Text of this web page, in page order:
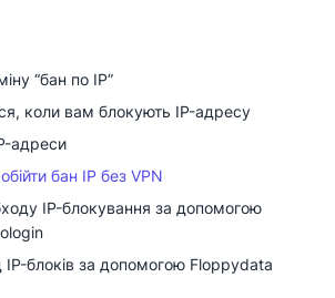
“бан по IP”
коли вам блокують IP-адресу
адреси
бан IP без VPN
IP-блокування за допомогою
IP-блоків за допомогою Floppydata